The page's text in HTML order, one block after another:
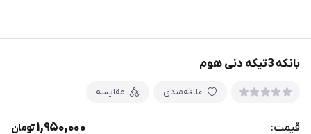
بانکه 3تیکه دنی هوم
علاقه‌مندی مقایسه
قیمت: 1,950,000تومان